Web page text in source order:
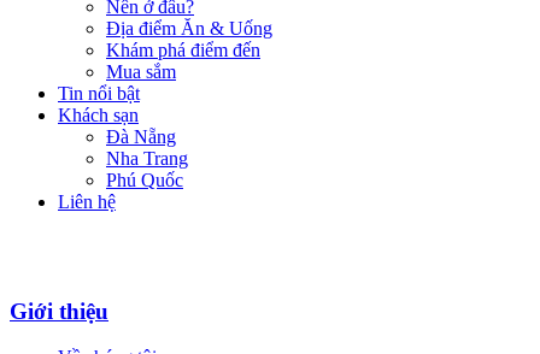
Nên ở đâu?
Địa điểm Ăn & Uống
Khám phá điểm đến
Mua sắm
Tin nổi bật
Khách sạn
Đà Nẵng
Nha Trang
Phú Quốc
Liên hệ
Giới thiệu